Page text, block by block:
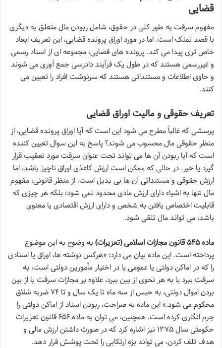
قضایی
مفهوم سرقت به طور کلی در حقوق، شامل ربودن مال متعلق به دیگری
با قصد تملک است. اما در مورد اوراق پرونده قضایی، این تعریف ابعاد
خاص تری پیدا می کند. پرونده های قضایی، مجموعه ای از اسناد رسمی
و غیررسمی هستند که در طول یک فرآیند دادرسی جمع آوری می شوند
و حاوی اطلاعات و مستنداتی هستند که سرنوشت افراد را تعیین می
کنند.
تعریف حقوقی و مالیت اوراق قضایی
پرسشی که غالباً مطرح می شود این است که آیا اوراق پرونده قضایی، از
منظر حقوقی مال محسوب می شوند؟ پاسخ به این سوال تعیین کننده
است که آیا ربودن آن ها می تواند تحت عنوان سرقت مورد تعقیب قرار
گیرد یا خیر. در حالی که ممکن است ارزش کاغذی اوراق ناچیز باشد، اما
ارزش حقوقی و مستنداتی آن ها بی بدیل است. از منظر قانونی، مفهوم
مال تنها به اشیاء دارای ارزش مادی محدود نمی شود؛ بلکه هر چیزی که
قابلیت اختصاص یافتن به شخص و دارای ارزش اقتصادی یا معنوی
باشد، می تواند مال تلقی شود.
ماده ۵۴۵ قانون مجازات اسلامی (تعزیرات)
به وضوح به این موضوع
پرداخته است. این ماده بیان می دارد: «هرکس نوشته ها، اوراق یا اسنادی
را که در اماکن دولتی یا عمومی یا در اختیار مأمورین دولتی است، به
سرقت ببرد یا به هر نحوی از بین ببرد، علاوه بر مجازات سرقت یا از بین
بردن اموال دولتی، به حبس از سه ماه تا یک سال و تا ۷۴ ضربه شلاق
محکوم می شود.» این ماده به صراحت، ربودن اسناد از اماکن دولتی را
جرم انگاری کرده است. همچنین، می توان به ماده ۶۵۶ قانون تعزیرات
حکومتی سال ۱۳۷۵ نیز اشاره کرد که در صورت داشتن ارزش مالی و
هدف تلف کردن، می تواند بزه ارتکابی را تحت پوشش قرار دهد.